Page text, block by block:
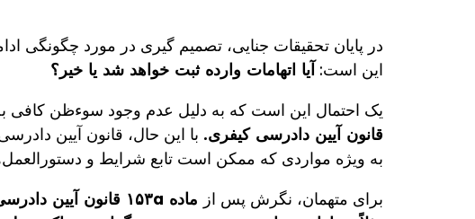
در پایان تحقیقات جنایی، تصمیم گیری در مورد چگونگی
این است: آیا اتهامات وارده ثبت خواهد شد یا خیر؟
یک احتمال این است که به دلیل عدم وجود سوءظن کافی
قانون آیین دادرسی کیفری. با این حال، قانون آیین
به ویژه مواردی که ممکن است تابع شرایط و
برای متهمان، نگرش پس از ماده ۱۵۳a قانون آیین دادرسی مدنی